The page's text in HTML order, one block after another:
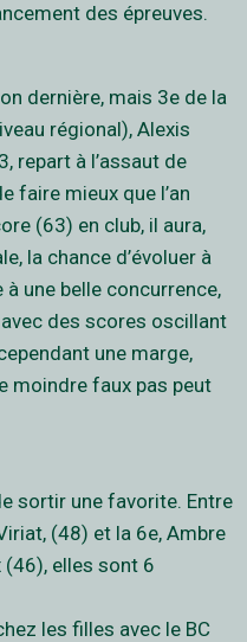
des épreuves.
dernière, mais 3e de la
régional), Alexis
repart à l’assaut de
faire mieux que l’an
(63) en club, il aura,
la chance d’évoluer à
une belle concurrence,
des scores oscillant
une marge,
moindre faux pas peut
sortir une favorite. Entre
(48) et la 6e, Ambre
(46), elles sont 6
les filles avec le BC